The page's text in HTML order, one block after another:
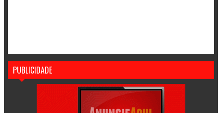
PUBLICIDADE